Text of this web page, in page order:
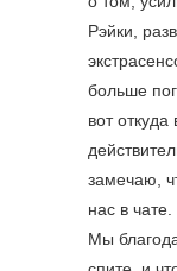
Рэйки,
больше
вот
замечаю,
нас в
Мы